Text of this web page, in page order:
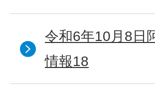
令和6年10月8日
情報18